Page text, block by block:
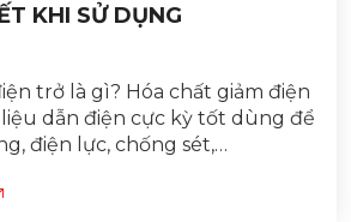
KHI SỬ DỤNG
trở là gì? Hóa chất giảm điện
dẫn điện cực kỳ tốt dùng để
điện lực, chống sét,…